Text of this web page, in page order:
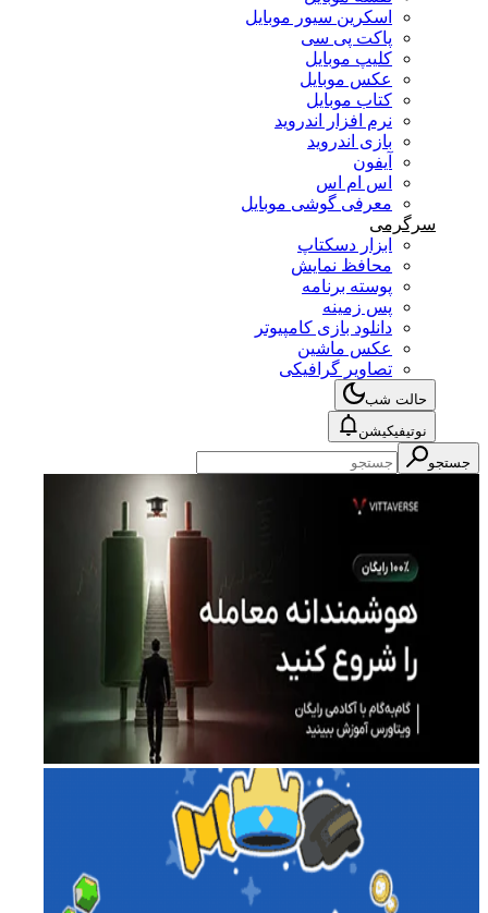
اسکرین سیور موبایل
پاکت پی سی
کلیپ موبایل
عکس موبایل
کتاب موبایل
نرم افزار اندروید
بازی اندروید
آیفون
اس ام اس
معرفی گوشی موبایل
سرگرمی
ابزار دسکتاپ
محافظ نمایش
پوسته برنامه
پس زمینه
دانلود بازی کامپیوتر
عکس ماشین
تصاویر گرافیکی
حالت شب
نوتیفیکیشن
جستجو